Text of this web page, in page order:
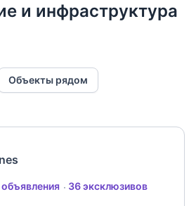
и инфраструктура
Объекты рядом
36 эксклюзивов